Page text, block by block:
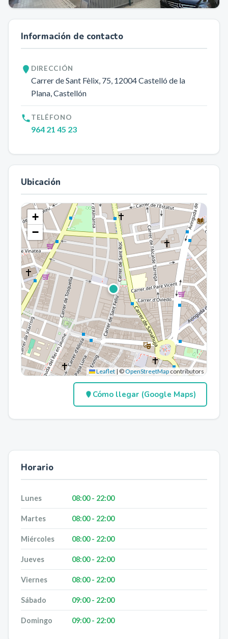
Información de contacto
DIRECCIÓN
Carrer de Sant Fèlix, 75, 12004Castelló de la
Plana, Castellón
TELÉFONO
964 21 45 23
Ubicación
+
−
Leaflet | ©OpenStreetMap contributors
Cómo llegar (Google Maps)
Horario
Lunes 08:00 - 22:00
Martes 08:00 - 22:00
Miércoles 08:00 - 22:00
Jueves 08:00 - 22:00
Viernes 08:00 - 22:00
Sábado 09:00 - 22:00
Domingo 09:00 - 22:00